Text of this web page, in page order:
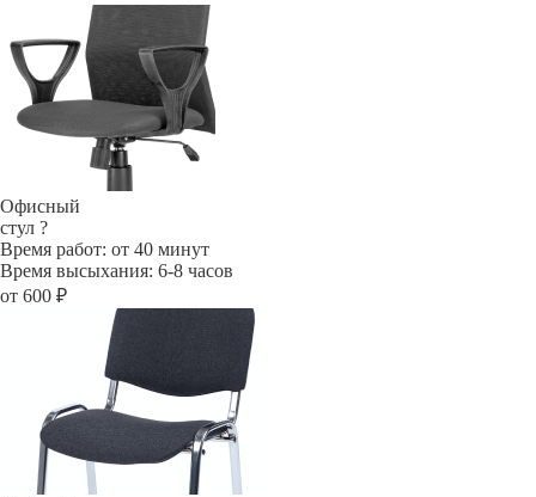
Офисный
стул ?
Время работ: от 40 минут
Время высыхания: 6-8 часов
от 600 ₽